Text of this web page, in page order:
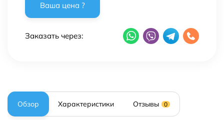
Заказать через:
Обзор Характеристики Отзывы 0